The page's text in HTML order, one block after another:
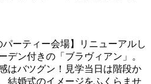
パーティー会場】リニューアルし
デン付きの「ブラヴィアン」。
はバツグン！見学当日は階段か
結婚式のイメージをふくらませ